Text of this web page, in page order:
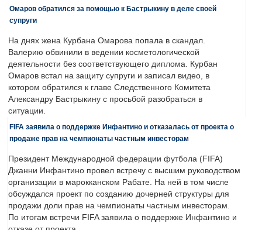
Омаров обратился за помощью к Бастрыкину в деле своей
супруги
На днях жена Курбана Омарова попала в скандал.
Валерию обвинили в ведении косметологической
деятельности без соответствующего диплома. Курбан
Омаров встал на защиту супруги и записал видео, в
котором обратился к главе Следственного Комитета
Александру Бастрыкину с просьбой разобраться в
ситуации.
FIFA заявила о поддержке Инфантино и отказалась от проекта о
продаже прав на чемпионаты частным инвесторам
Президент Международной федерации футбола (FIFA)
Джанни Инфантино провел встречу с высшим руководством
организации в марокканском Рабате. На ней в том числе
обсуждался проект по созданию дочерней структуры для
продажи доли прав на чемпионаты частным инвесторам.
По итогам встречи FIFA заявила о поддержке Инфантино и